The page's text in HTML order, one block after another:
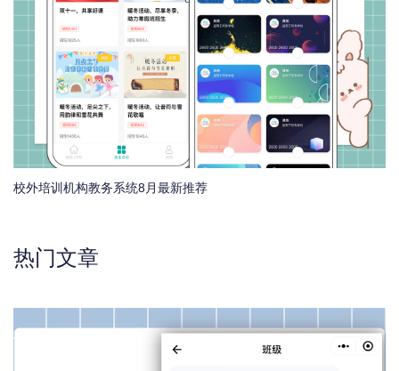
校外培训机构教务系统8月最新推荐
热门文章